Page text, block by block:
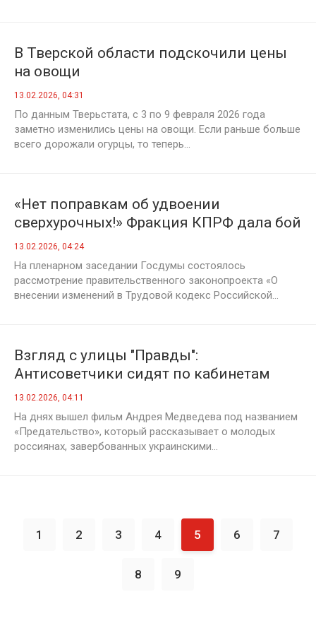
В Тверской области подскочили цены
на овощи
13.02.2026, 04:31
По данным Тверьстата, с 3 по 9 февраля 2026 года
заметно изменились цены на овощи. Если раньше больше
всего дорожали огурцы, то теперь...
«Нет поправкам об удвоении
сверхурочных!» Фракция КПРФ дала бой
правительственному законопроекту об
ужесточении эксплуатации трудящихся!
13.02.2026, 04:24
На пленарном заседании Госдумы состоялось
рассмотрение правительственного законопроекта «О
внесении изменений в Трудовой кодекс Российской...
Взгляд с улицы "Правды":
Антисоветчики сидят по кабинетам
13.02.2026, 04:11
На днях вышел фильм Андрея Медведева под названием
«Предательство», который рассказывает о молодых
россиянах, завербованных украинскими...
1 2 3 4 5 6 7
8 9